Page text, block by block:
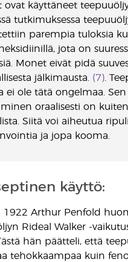
ovat käyttäneet
tutkimuksessa
parempia tuloksia
jota on
Monet eivät pidä
jälkimausta. (7).
ei ole tätä ongelmaa. Sen
oraalisesti on
Siitä voi aiheutua
ja jopa kooma.
käyttö:
1922 Arthur Penfold
Rideal Walker -
hän päätteli, että
tehokkaampaa kuin